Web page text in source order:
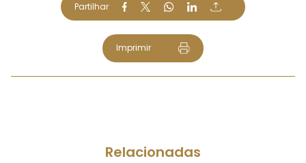
Partilhar
Imprimir
Relacionadas